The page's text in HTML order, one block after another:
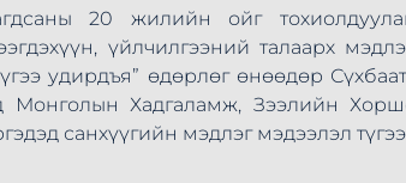
20 жилийн ойг
үйлчилгээний талаарх
удирдъя” өдөрлөг өнөөдөр
Монголын Хадгаламж, Зээлийн
санхүүгийн мэдлэг мэдээлэл